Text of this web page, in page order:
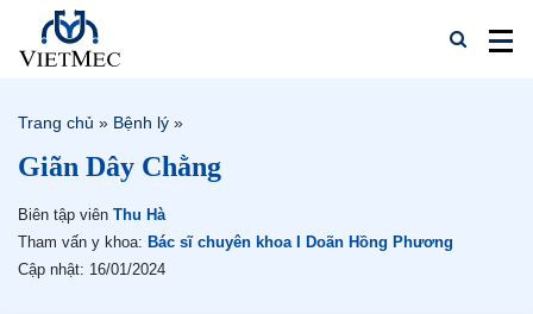
Trang chủ » Bệnh lý »
Giãn Dây Chằng
Biên tập viên Thu Hà
Tham vấn y khoa: Bác sĩ chuyên khoa I Doãn Hồng Phương
Cập nhật: 16/01/2024